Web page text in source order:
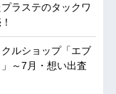
ラステのタックワ
ルショップ「エブ
～7月・想い出査